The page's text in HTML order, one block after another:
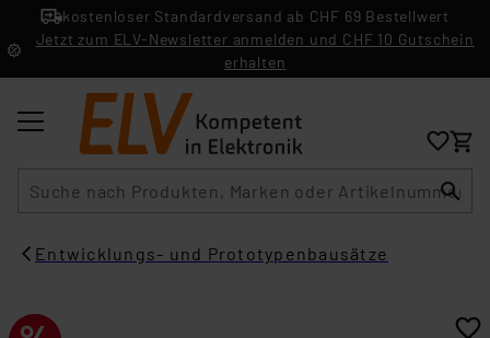
kostenloser Standardversand ab CHF 69 Bestellwert
Jetzt zum ELV-Newsletter anmelden und CHF 10 Gutschein
erhalten
Entwicklungs- und Prototypenbausätze